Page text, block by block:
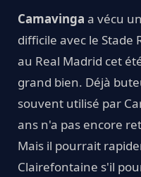
Camavinga a vécu
difficile avec le
au Real Madrid cet
grand bien. Déjà
souvent utilisé par
ans n'a pas encore
Mais il pourrait
Clairefontaine s'il